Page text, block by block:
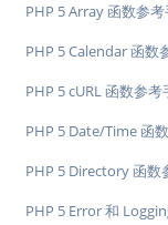
PHP 5 Array 函数参
PHP 5 Calendar 函数
PHP 5 cURL 函数参考
PHP 5 Date/Time 函
PHP 5 Directory 函数
PHP 5 Error 和